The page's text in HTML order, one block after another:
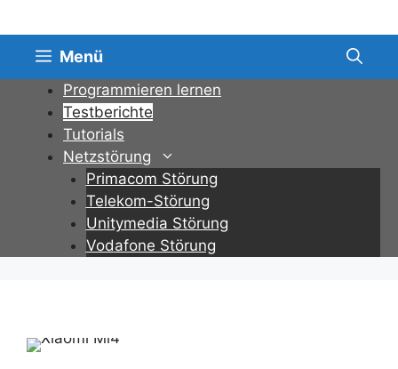
Inhalt
springen Menü
Programmieren lernen
Testberichte
Tutorials
Netzstörung
Primacom Störung
Telekom-Störung
Unitymedia Störung
Vodafone Störung